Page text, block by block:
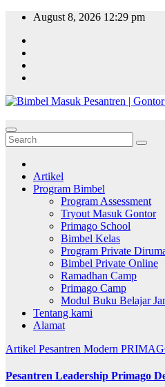
Skip
content
August 8, 2026 12:29 pm
Artikel
Program Bimbel
Program Assessment
Tryout Masuk Gontor
Primago School
Bimbel Kelas
Program Private
Bimbel Private Online
Ramadhan Camp
Primago Camp
Modul Buku Belajar
Tentang kami
Alamat
Artikel Pesantren Modern
Pesantren Leadership Primago